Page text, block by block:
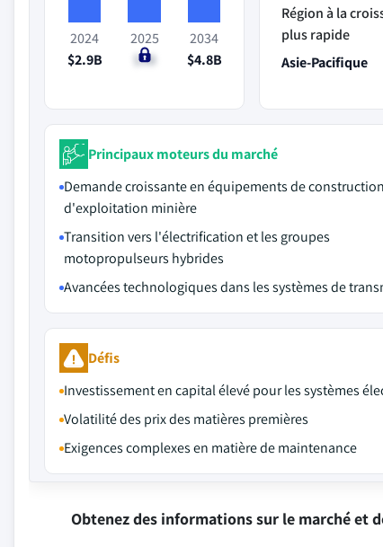
2024
$2.9B
2025
$3B
2034
$4.8B
Région à la
plus rapide
Asie-Pacifique
Principaux moteurs du marché
Demande croissante en équipements de
d'exploitation minière
Transition vers l'électrification et les groupes
motopropulseurs hybrides
Avancées technologiques dans les systèmes de
Défis
Investissement en capital élevé pour les systèmes
Volatilité des prix des matières premières
Exigences complexes en matière de maintenance
Obtenez des informations sur le marché et